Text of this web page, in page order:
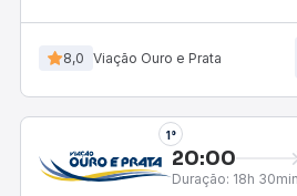
8,0 Viação Ouro e Prata
1°
20:00
Duração: 18h 30min